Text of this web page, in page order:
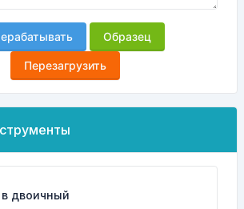
Образец
Перезагрузить
в двоичный